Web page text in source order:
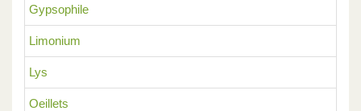
Gypsophile
Limonium
Lys
Oeillets